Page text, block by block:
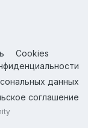
Cookies
данных
соглашение